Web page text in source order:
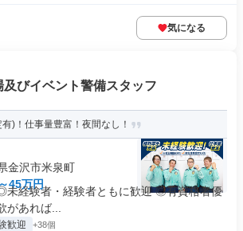
気になる
びイベント警備スタッフ
)！仕事量豊富！夜間なし！
金沢市米泉町
45万円
未経験者・経験者ともに歓迎 ◎有資格者優
あれば...
歓迎 +38個